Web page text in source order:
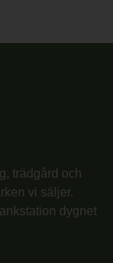
trädgård och
vi säljer.
dygnet